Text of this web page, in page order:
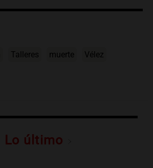
Talleres muerte Vélez
Lo último